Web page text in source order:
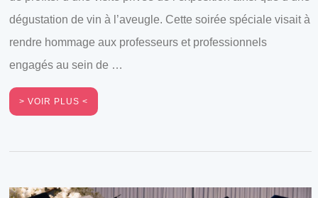
dégustation de vin à l’aveugle. Cette soirée spéciale visait à
rendre hommage aux professeurs et professionnels
engagés au sein de …
VOIR PLUS